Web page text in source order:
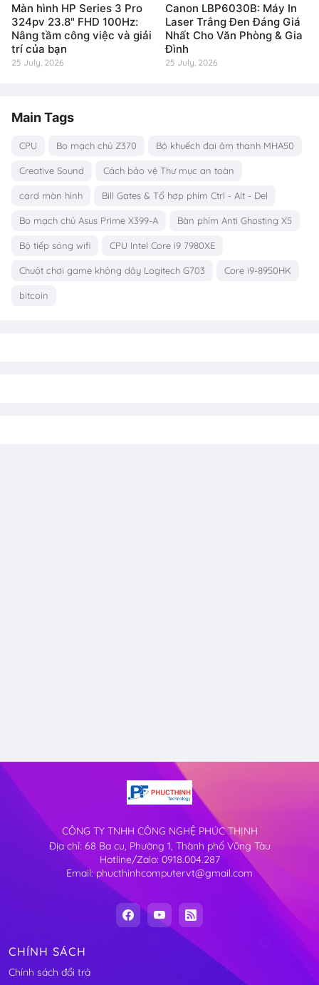
Màn hình HP Series 3 Pro
324pv 23.8" FHD 100Hz:
Nâng tầm công việc và giải
trí của bạn
25 July, 2026
Canon LBP6030B: Máy In
Laser Trắng Đen Đáng Giá
Nhất Cho Văn Phòng & Gia
Đình
25 July, 2026
Main Tags
CPU Bo mạch chủ Z370 Bộ khuếch đại âm thanh MHA50
Creative Sound Cách bảo vệ Thư mục an toàn
card màn hình Bill Gates & Tổ hợp phím Ctrl - Alt - Del
Bo mạch chủ Asus Prime X399-A Bàn phím Anti Ghosting X5
Bộ tiếp sóng wifi CPU Intel Core i9 7980XE
Chuột chơi game không dây Logitech G703 Core i9-8950HK
bitcoin
CÔNG TY TNHH CÔNG NGHỆ PHÚC THỊNH
Địa chỉ: 68 Ba cu, Phường 1, Thành phố Vũng Tàu
Hotline/Zalo: 0918.004.287
Email: phucthinhcomputervt@gmail.com
CHÍNH SÁCH
Chính sách đổi trả